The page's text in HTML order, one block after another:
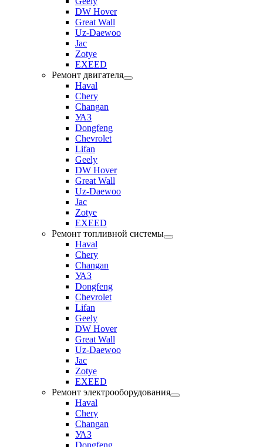
DW Hover
Great Wall
Uz-Daewoo
Jac
Zotye
EXEED
Ремонт двигателя
Haval
Chery
Changan
УАЗ
Dongfeng
Chevrolet
Lifan
Geely
DW Hover
Great Wall
Uz-Daewoo
Jac
Zotye
EXEED
Ремонт топливной системы
Haval
Chery
Changan
УАЗ
Dongfeng
Chevrolet
Lifan
Geely
DW Hover
Great Wall
Uz-Daewoo
Jac
Zotye
EXEED
Ремонт электрооборудования
Haval
Chery
Changan
УАЗ
Dongfeng